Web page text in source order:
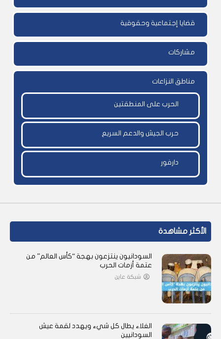
قضايا إجتماعية وحقوقية
مشاركات
مناطق النزاعات
الحرب على المنطقتين
حرب الجيش والدعم السريع
دارفور
الأكثر مشاهدة
السودانيون ينتزعون بهجة “كأس العالم” من
عتمة أزمات الحرب
شبكة عاين
الغلاء يطال كل شيء ويهدد لقمة عيش
السودانيين